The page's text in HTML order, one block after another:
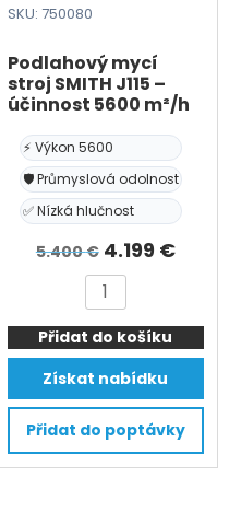
SKU: 750080
Podlahový mycí
stroj SMITH J115 –
účinnost 5600 m²/h
⚡ Výkon 5600
🛡️ Průmyslová odolnost
✅ Nízká hlučnost
5.400€ Původní
cena
byla:
5.400 €.
4.199 €
Podlahový
mycí
stroj
SMITH
J115
-
účinnost
5600
Přidat do košíku
Získat nabídku
Přidat do poptávky